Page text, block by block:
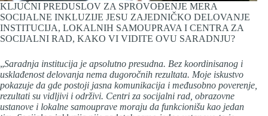
KLJUČNI PREDUSLOV ZA SPROVOĐENJE MERA
SOCIJALNE INKLUZIJE JESU ZAJEDNIČKO DELOVANJE
INSTITUCIJA, LOKALNIH SAMOUPRAVA I CENTRA ZA
SOCIJALNI RAD, KAKO VI VIDITE OVU SARADNJU?
„Saradnja institucija je apsolutno presudna. Bez koordinisanog i
usklađenost delovanja nema dugoročnih rezultata. Moje iskustvo
pokazuje da gde postoji jasna komunikacija i međusobno poverenje,
rezultati su vidljivi i održivi. Centri za socijalni rad, obrazovne
ustanove i lokalne samouprave moraju da funkcionišu kao jedan